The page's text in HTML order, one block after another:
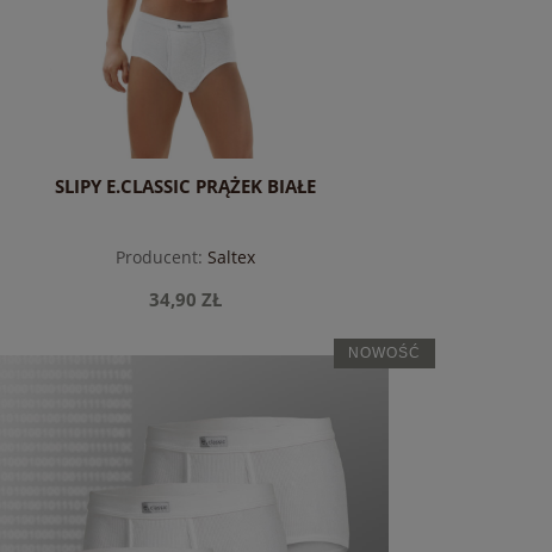
SLIPY E.CLASSIC PRĄŻEK BIAŁE
Producent: Saltex
34,90 ZŁ
do koszyka
NOWOŚĆ